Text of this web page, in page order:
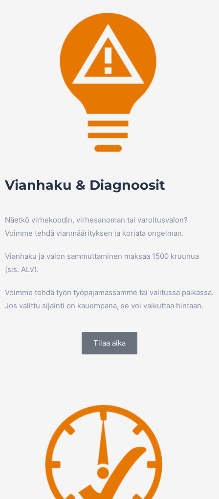
Vianhaku & Diagnoosit
Näetkö virhekoodin, virhesanoman tai varoitusvalon?
Voimme tehdä vianmäärityksen ja korjata ongelman.
Vianhaku ja valon sammuttaminen maksaa 1500 kruunua
(sis. ALV).
Voimme tehdä työn työpajamassamme tai valitussa paikassa.
Jos valittu sijainti on kauempana, se voi vaikuttaa hintaan.
Tilaa aika